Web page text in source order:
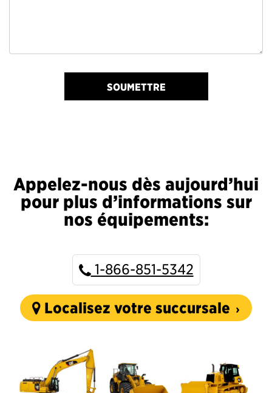
SOUMETTRE
Appelez-nous dès aujourd’hui
pour plus d’informations sur
nos équipements:
1-866-851-5342
Localisez votre succursale